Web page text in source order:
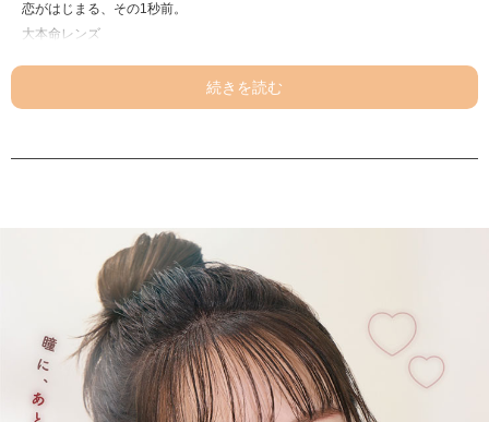
恋がはじまる、その1秒前。
大本命レンズ
1994年、福岡県生まれ。「モテクリエイター」という新しい肩書きを作
Tuberとして活躍中。
ホーリーキス【HOLY KISS】
目が合った瞬間、想いが伝わる
ときめきブラウン
ノエルハグ【NOEL HUG】
包まれるだけで、心がほどけていく ぬくもりグレー